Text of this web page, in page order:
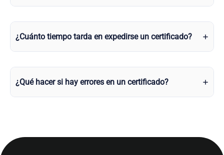
¿Cuánto tiempo tarda en expedirse un certificado?
¿Qué hacer si hay errores en un certificado?